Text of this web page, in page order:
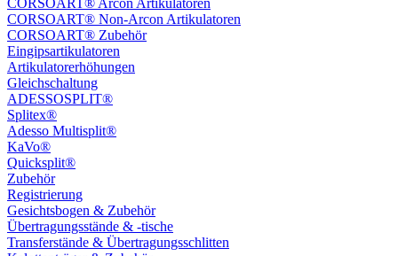
CORSOART® Non-Arcon Artikulatoren
CORSOART® Zubehör
Eingipsartikulatoren
Artikulatorerhöhungen
Gleichschaltung
ADESSOSPLIT®
Splitex®
Adesso Multisplit®
KaVo®
Quicksplit®
Zubehör
Registrierung
Gesichtsbogen & Zubehör
Übertragungsstände & -tische
Transferstände & Übertragungsschlitten